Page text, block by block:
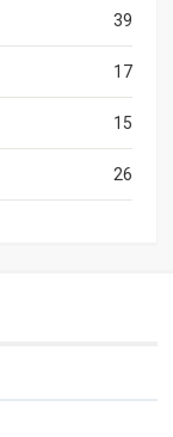
39
17
15
26